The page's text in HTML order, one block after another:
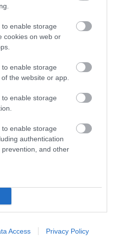
enable storage
cookies on web or
enable storage
the website or app.
enable storage
enable storage
authentication
and other
Access Privacy Policy